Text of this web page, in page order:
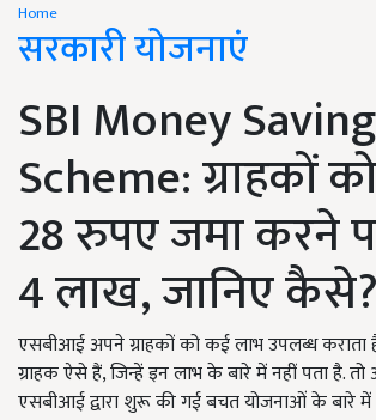
Home
सरकारी योजनाएं
SBI Money Saving
Scheme: ग्राहकों
28 रुपए जमा करने
4 लाख, जानिए कैसे?
एसबीआई अपने ग्राहकों को कई लाभ उपलब्ध
ग्राहक ऐसे हैं, जिन्हें इन लाभ के बारे में नहीं पता है.
एसबीआई द्वारा शुरू की गई बचत योजनाओं के बारे में